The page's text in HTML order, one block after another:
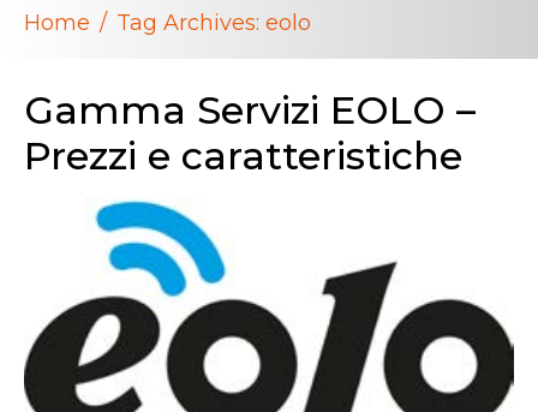
Home Tag Archives: eolo
Gamma Servizi EOLO –
Prezzi e caratteristiche